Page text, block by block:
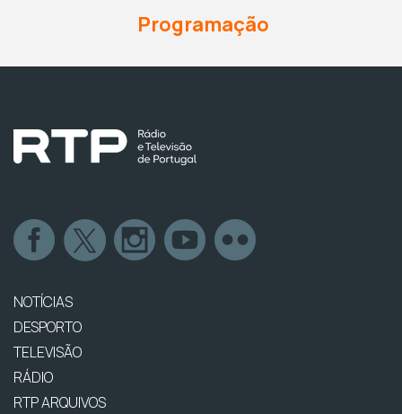
Programação
NOTÍCIAS
DESPORTO
TELEVISÃO
RÁDIO
RTP ARQUIVOS